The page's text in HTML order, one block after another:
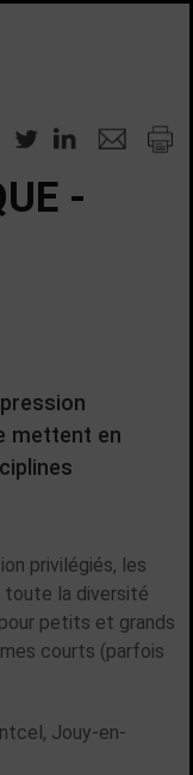
-
mettent en
privilégiés, les
toute la diversité
petits et grands
courts (parfois
Jouy-en-